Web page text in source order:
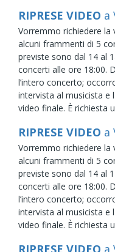
RIPRESE VIDEO a
Vorremmo richiedere la
alcuni frammenti di 5
previste sono dal 14 al
concerti alle ore 18:00.
l’intero concerto;
intervista al musicista e
video finale. È richiesta
RIPRESE VIDEO a
Vorremmo richiedere la
alcuni frammenti di 5
previste sono dal 14 al
concerti alle ore 18:00.
l’intero concerto;
intervista al musicista e
video finale. È richiesta
RIPRESE VIDEO a